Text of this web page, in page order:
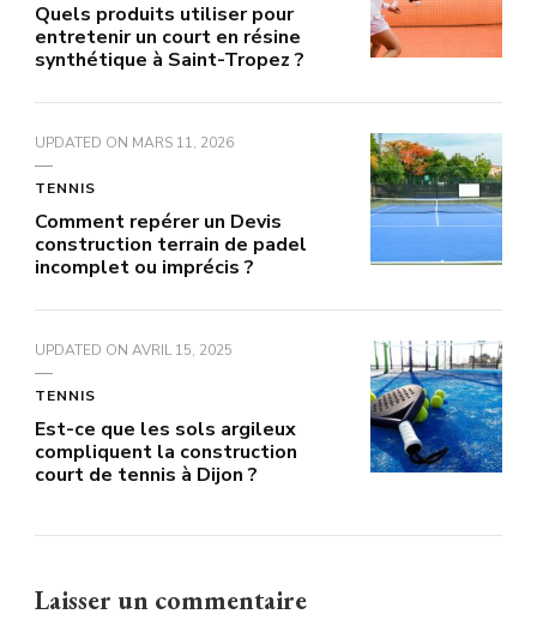
Quels produits utiliser pour
entretenir un court en résine
synthétique à Saint-Tropez ?
UPDATED ON MARS 11, 2026
TENNIS
Comment repérer un Devis
construction terrain de padel
incomplet ou imprécis ?
UPDATED ON AVRIL 15, 2025
TENNIS
Est-ce que les sols argileux
compliquent la construction
court de tennis à Dijon ?
Laisser un commentaire